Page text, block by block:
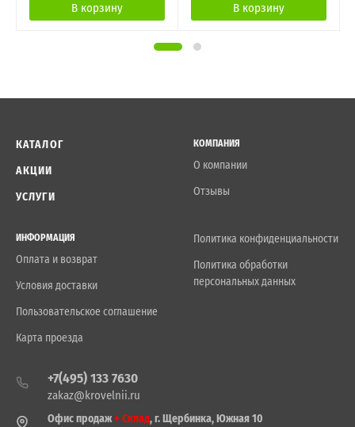
В корзину В корзину
КАТАЛОГ
АКЦИИ
УСЛУГИ
КОМПАНИЯ
О компании
Отзывы
ИНФОРМАЦИЯ
Оплата и возврат
Условия доставки
Пользовательское соглашение
Карта проезда
Политика конфиденциальности
Политика обработки
персональных данных
+7(495) 133 7630
zakaz@krovelnii.ru
Офис продаж+ Склад, г. Щербинка, Южная 10